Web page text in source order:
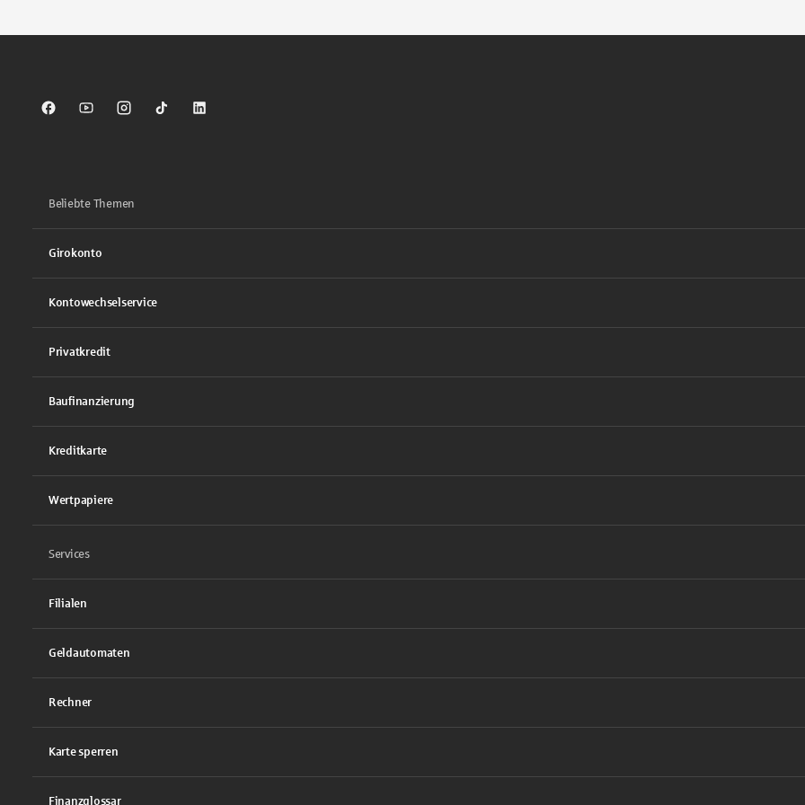
Sparkasse auf Facebook
Sparkasse auf Youtube
Sparkasse auf Instagram
Sparkasse auf TikTok
Sparkasse auf LinkedIn
Beliebte Themen
Girokonto
Kontowechselservice
Privatkredit
Baufinanzierung
Kreditkarte
Wertpapiere
Services
Filialen
Geldautomaten
Rechner
Karte sperren
Finanzglossar